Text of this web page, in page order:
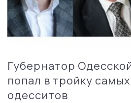
Губернатор
попал в тройку
одесситов